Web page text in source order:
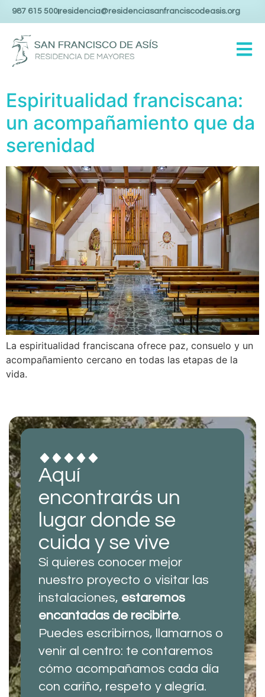
987 615 500residencia@residenciasanfranciscodeasis.org
Espiritualidad franciscana:
un acompañamiento que da
serenidad
La espiritualidad franciscana ofrece paz, consuelo y un
acompañamiento cercano en todas las etapas de la
vida.
Aquí
encontrarás un
lugar donde se
cuida y se vive
Si quieres conocer mejor
nuestro proyecto o visitar las
instalaciones, estaremos
encantadas de recibirte.
Puedes escribirnos, llamarnos o
venir al centro: te contaremos
cómo acompañamos cada día
con cariño, respeto y alegría.